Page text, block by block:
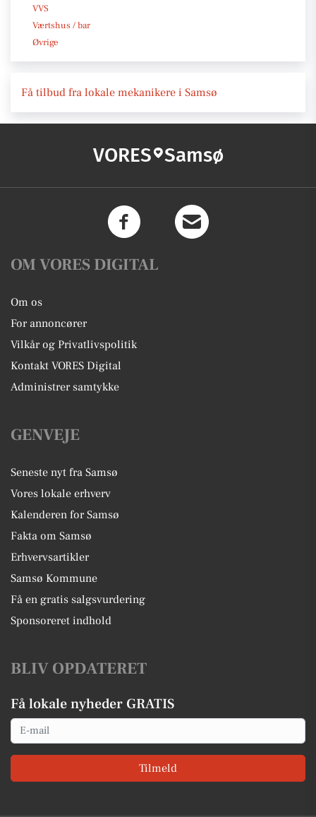
VVS
Værtshus / bar
Øvrige
Få tilbud fra lokale mekanikere i Samsø
VORES Samsø
OM VORES DIGITAL
Om os
For annoncører
Vilkår og Privatlivspolitik
Kontakt VORES Digital
Administrer samtykke
GENVEJE
Seneste nyt fra Samsø
Vores lokale erhverv
Kalenderen for Samsø
Fakta om Samsø
Erhvervsartikler
Samsø Kommune
Få en gratis salgsvurdering
Sponsoreret indhold
BLIV OPDATERET
Få lokale nyheder GRATIS
Email
Tilmeld